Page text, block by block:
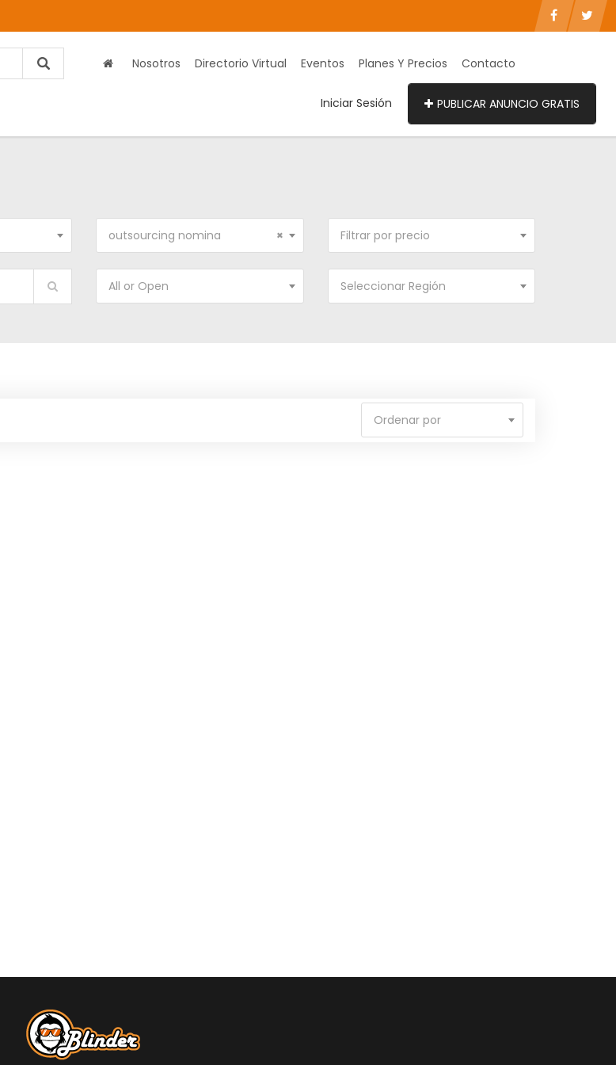
Nosotros Directorio Virtual Eventos Planes Y Precios Contacto
Iniciar Sesión PUBLICAR ANUNCIO GRATIS
×
outsourcing nomina Filtrar por precio
All or Open Seleccionar Región
Ordenar por